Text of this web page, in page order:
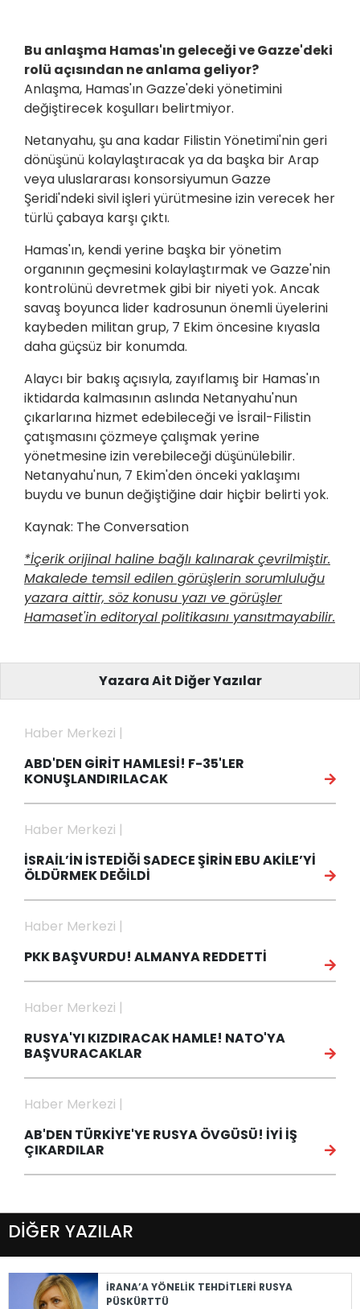
Bu anlaşma Hamas'ın geleceği ve Gazze'deki
rolü açısından ne anlama geliyor?
Anlaşma, Hamas'ın Gazze'deki yönetimini
değiştirecek koşulları belirtmiyor.
Netanyahu, şu ana kadar Filistin Yönetimi'nin geri
dönüşünü kolaylaştıracak ya da başka bir Arap
veya uluslararası konsorsiyumun Gazze
Şeridi'ndeki sivil işleri yürütmesine izin verecek her
türlü çabaya karşı çıktı.
Hamas'ın, kendi yerine başka bir yönetim
organının geçmesini kolaylaştırmak ve Gazze'nin
kontrolünü devretmek gibi bir niyeti yok. Ancak
savaş boyunca lider kadrosunun önemli üyelerini
kaybeden militan grup, 7 Ekim öncesine kıyasla
daha güçsüz bir konumda.
Alaycı bir bakış açısıyla, zayıflamış bir Hamas'ın
iktidarda kalmasının aslında Netanyahu'nun
çıkarlarına hizmet edebileceği ve İsrail-Filistin
çatışmasını çözmeye çalışmak yerine
yönetmesine izin verebileceği düşünülebilir.
Netanyahu'nun, 7 Ekim'den önceki yaklaşımı
buydu ve bunun değiştiğine dair hiçbir belirti yok.
Kaynak: The Conversation
*İçerik orijinal haline bağlı kalınarak çevrilmiştir.
Makalede temsil edilen görüşlerin sorumluluğu
yazara aittir, söz konusu yazı ve görüşler
Hamaset'in editoryal politikasını yansıtmayabilir.
Yazara Ait Diğer Yazılar
Haber Merkezi |
ABD'DEN GİRİT HAMLESİ! F-35'LER
KONUŞLANDIRILACAK
Haber Merkezi |
İSRAİL’İN İSTEDİĞİ SADECE ŞİRİN EBU AKİLE’Yİ
ÖLDÜRMEK DEĞİLDİ
Haber Merkezi |
PKK BAŞVURDU! ALMANYA REDDETTİ
Haber Merkezi |
RUSYA'YI KIZDIRACAK HAMLE! NATO'YA
BAŞVURACAKLAR
Haber Merkezi |
AB'DEN TÜRKİYE'YE RUSYA ÖVGÜSÜ! İYİ İŞ
ÇIKARDILAR
DİĞER YAZILAR
İRANA’A YÖNELİK TEHDİTLERİ RUSYA
PÜSKÜRTTÜ